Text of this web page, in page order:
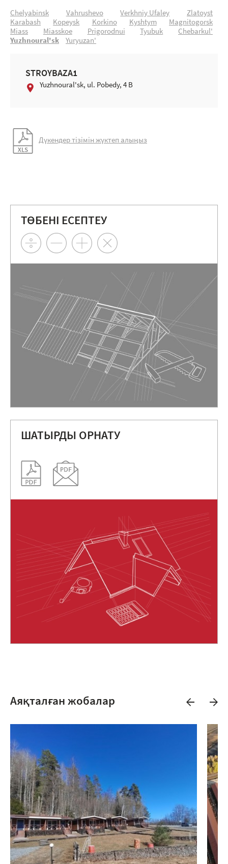
Chelyabinsk Vahrushevo Verkhniy Ufaley
Zlatoyst
Karabash
Kopeysk Korkino Kyshtym
Magnitogorsk
Miass
Miasskoe Prigorodnui Tyubuk
Chebarkul'
Yuzhnoural'sk
Yuryuzan'
STROYBAZA1
Yuzhnoural'sk, ul. Pobedy, 4 B
Дүкендер тізімін жүктеп алыңыз
ТӨБЕНІ ЕСЕПТЕУ
ШАТЫРДЫ ОРНАТУ
Аяқталған жобалар